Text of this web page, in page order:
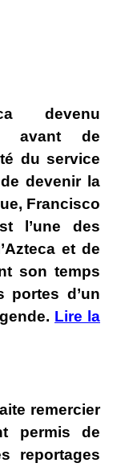
devenu
avant de
du service
devenir la
Francisco
l’une des
et de
son temps
portes d’un
Lire la
remercier
permis de
reportages